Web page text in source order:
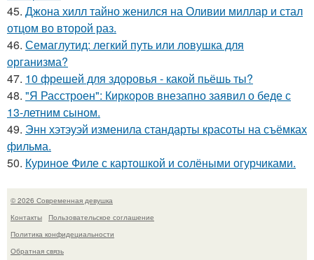
45. Джона хилл тайно женился на Оливии миллар и стал
отцом во второй раз.
46. Семаглутид: легкий путь или ловушка для
организма?
47. 10 фрешей для здоровья - какой пьёшь ты?
48. "Я Расстроен": Киркоров внезапно заявил о беде с
13-летним сыном.
49. Энн хэтэуэй изменила стандарты красоты на съёмках
фильма.
50. Куриное Филе с картошкой и солёными огурчиками.
© 2026 Современная девушка
Контакты
Пользовательское соглашение
Политика конфидециальности
Обратная связь